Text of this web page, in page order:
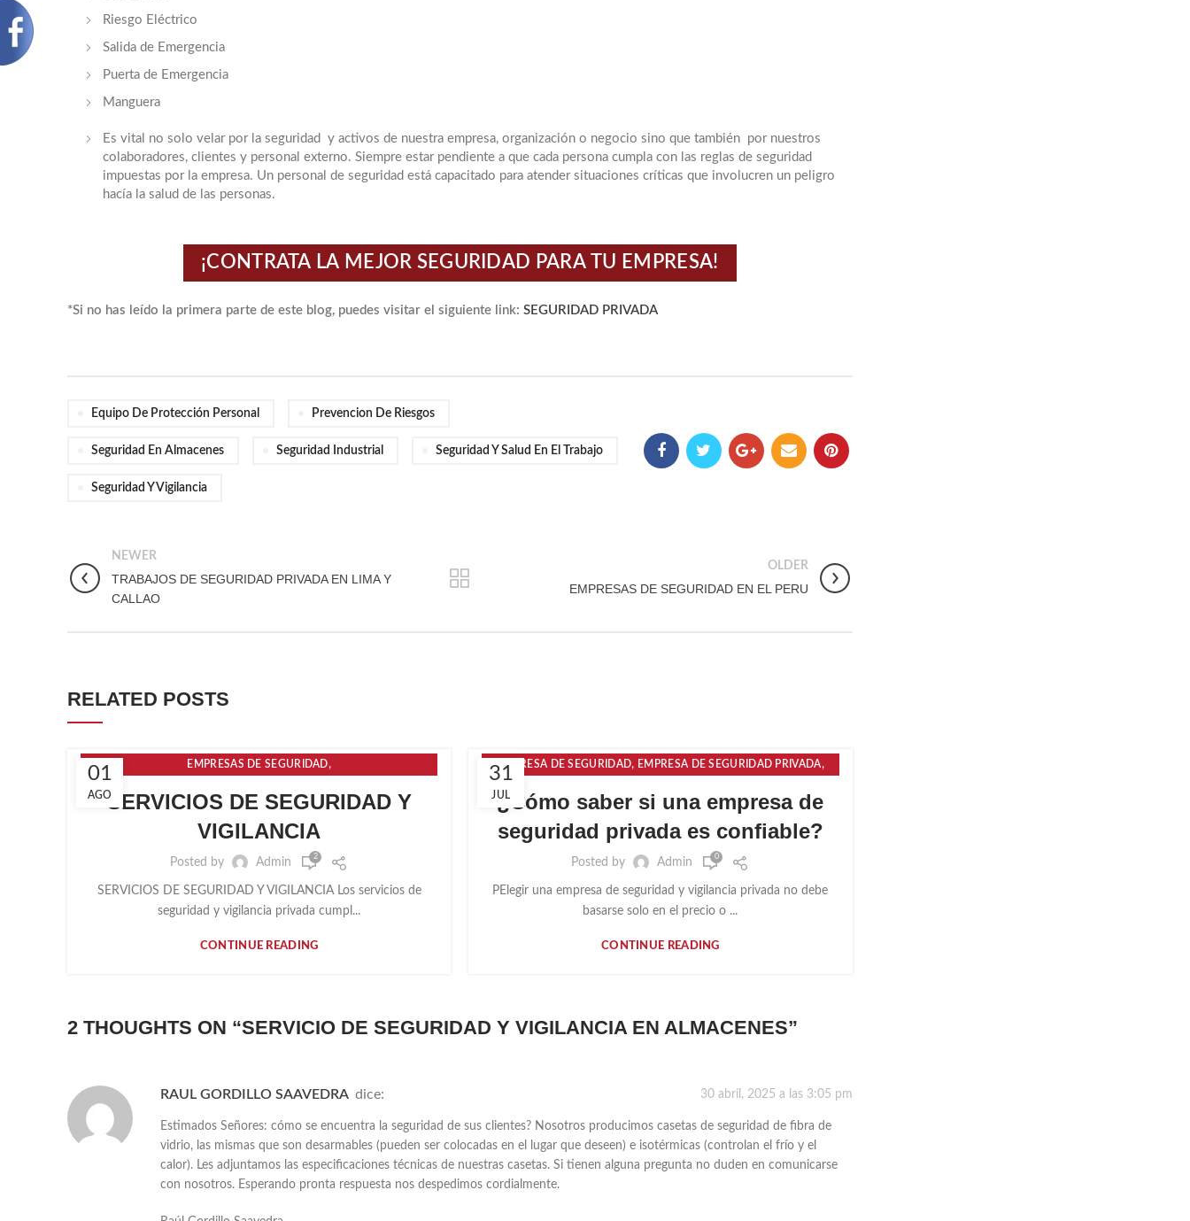
Riesgo Eléctrico
Salida de Emergencia
Puerta de Emergencia
Manguera
Es vital no solo velar por la seguridad y activos de nuestra empresa, organización o negocio sino que también por nuestros
colaboradores, clientes y personal externo. Siempre estar pendiente a que cada persona cumpla con las reglas de seguridad
impuestas por la empresa. Un personal de seguridad está capacitado para atender situaciones críticas que involucren un peligro
hacía la salud de las personas.
¡CONTRATA LA MEJOR SEGURIDAD PARA TU EMPRESA!
*Si no has leído la primera parte de este blog, puedes visitar el siguiente link: SEGURIDAD PRIVADA
Equipo De Protección Personal Prevencion De Riesgos
Seguridad En Almacenes Seguridad Industrial Seguridad Y Salud En El Trabajo
Seguridad Y Vigilancia
NEWER
TRABAJOS DE SEGURIDAD PRIVADA EN LIMA Y
CALLAO
OLDER
EMPRESAS DE SEGURIDAD EN EL PERU
RELATED POSTS
01
AGO
EMPRESAS DE SEGURIDAD,
SERVICIOS DE SEGURIDAD Y
VIGILANCIA
Posted by Admin 2
SERVICIOS DE SEGURIDAD Y VIGILANCIA Los servicios de
seguridad y vigilancia privada cumpl...
CONTINUE READING
31
JUL
EMPRESA DE SEGURIDAD, EMPRESA DE SEGURIDAD PRIVADA,
¿Cómo saber si una empresa de
seguridad privada es confiable?
Posted by Admin 0
PElegir una empresa de seguridad y vigilancia privada no debe
basarse solo en el precio o ...
CONTINUE READING
2 THOUGHTS ON “SERVICIO DE SEGURIDAD Y VIGILANCIA EN ALMACENES”
RAUL GORDILLO SAAVEDRA dice: 30 abril, 2025 a las 3:05 pm
Estimados Señores: cómo se encuentra la seguridad de sus clientes? Nosotros producimos casetas de seguridad de fibra de
vidrio, las mismas que son desarmables (pueden ser colocadas en el lugar que deseen) e isotérmicas (controlan el frío y el
calor). Les adjuntamos las especificaciones técnicas de nuestras casetas. Si tienen alguna pregunta no duden en comunicarse
con nosotros. Esperando pronta respuesta nos despedimos cordialmente.